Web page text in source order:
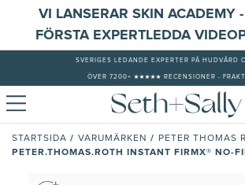
VI LANSERAR SKIN ACADEMY
FÖRSTA EXPERTLEDDA
SVERIGES LEDANDE EXPERTER PÅ HUDVÅRD
ÖVER 7200+ ★★★★★ RECENSIONER -
STARTSIDA / VARUMÄRKEN / PETER THOMAS
PETER.THOMAS.ROTH INSTANT FIRMX® NO-